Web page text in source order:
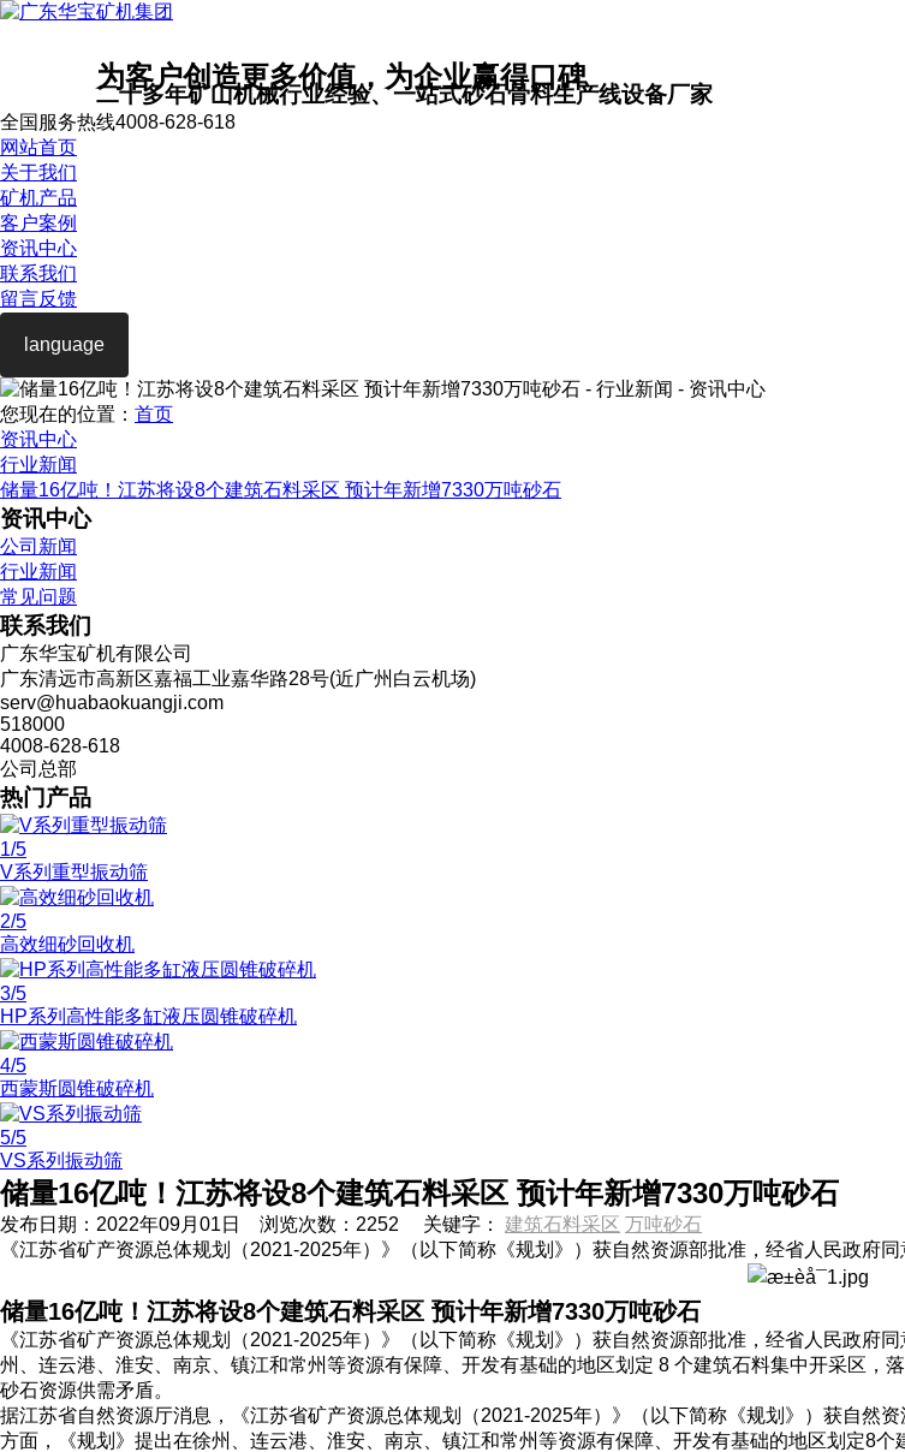
为客户创造更多价值，为企业赢得口碑
二十多年矿山机械行业经验、一站式砂石骨料生产线设备厂家
全国服务热线4008-628-618
网站首页
关于我们
矿机产品
客户案例
资讯中心
联系我们
留言反馈
language
您现在的位置： 首页
资讯中心
行业新闻
储量16亿吨！江苏将设8个建筑石料采区 预计年新增7330万吨砂石
资讯中心
公司新闻
行业新闻
常见问题
联系我们
广东华宝矿机有限公司
广东清远市高新区嘉福工业嘉华路28号(近广州白云机场)
serv@huabaokuangji.com
518000
4008-628-618
公司总部
热门产品
1/5
V系列重型振动筛
2/5
高效细砂回收机
3/5
HP系列高性能多缸液压圆锥破碎机
4/5
西蒙斯圆锥破碎机
5/5
VS系列振动筛
储量16亿吨！江苏将设8个建筑石料采区 预计年新增7330万吨砂石
发布日期： 2022年09月01日 浏览次数： 2252 关键字： 建筑石料采区 万吨砂石
《江苏省矿产资源总体规划（2021-2025年）》（以下简称《规划》）获自然资源部批准，经省人民政府
储量16亿吨！江苏将设8个建筑石料采区 预计年新增7330万吨砂石
《江苏省矿产资源总体规划（2021-2025年）》（以下简称《规划》）获自然资源部批准，经省人民政
州、连云港、淮安、南京、镇江和常州等资源有保障、开发有基础的地区划定 8 个建筑石料集中开采区
砂石资源供需矛盾。
据江苏省自然资源厅消息，《江苏省矿产资源总体规划（2021-2025年）》（以下简称《规划》）获自然
方面，《规划》提出在徐州、连云港、淮安、南京、镇江和常州等资源有保障、开发有基础的地区划定8